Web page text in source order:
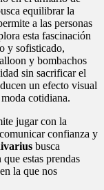
equilibrar la
a las personas
esta fascinación
y sofisticado,
y bombachos
sin sacrificar el
un efecto visual
cotidiana.
jugar con la
confianza y
busca
estas prendas
la que nos